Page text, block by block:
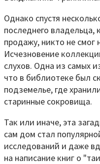
Однако спустя
последнего владельца,
продажу, никто не смог
Исчезновение
слухов. Одна из самых
что в библиотеке был
подземелье, где
старинные сокровища.
Так или иначе, эта
сам дом стал
исследований и даже
на написание книг о